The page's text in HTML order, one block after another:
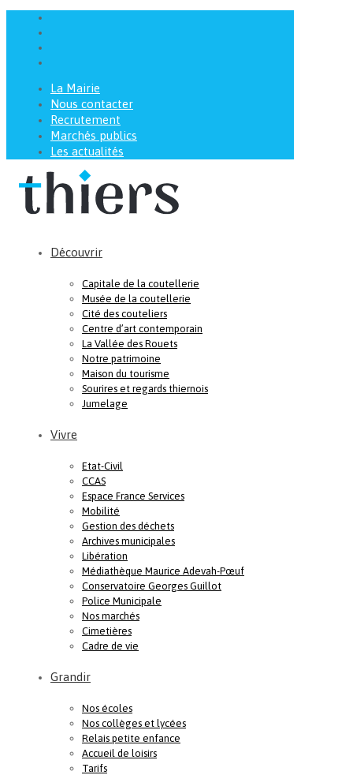
La Mairie
Nous contacter
Recrutement
Marchés publics
Les actualités
Découvrir
Capitale de la coutellerie
Musée de la coutellerie
Cité des couteliers
Centre d’art contemporain
La Vallée des Rouets
Notre patrimoine
Maison du tourisme
Sourires et regards thiernois
Jumelage
Vivre
Etat-Civil
CCAS
Espace France Services
Mobilité
Gestion des déchets
Archives municipales
Libération
Médiathèque Maurice Adevah-Pœuf
Conservatoire Georges Guillot
Police Municipale
Nos marchés
Cimetières
Cadre de vie
Grandir
Nos écoles
Nos collèges et lycées
Relais petite enfance
Accueil de loisirs
Tarifs